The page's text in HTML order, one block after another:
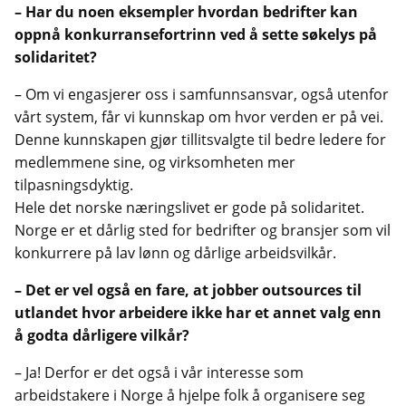
– Har du noen eksempler hvordan bedrifter kan
oppnå konkurransefortrinn ved å sette søkelys på
solidaritet?
– Om vi engasjerer oss i samfunnsansvar, også utenfor
vårt system, får vi kunnskap om hvor verden er på vei.
Denne kunnskapen gjør tillitsvalgte til bedre ledere for
medlemmene sine, og virksomheten mer
tilpasningsdyktig.
Hele det norske næringslivet er gode på solidaritet.
Norge er et dårlig sted for bedrifter og bransjer som vil
konkurrere på lav lønn og dårlige arbeidsvilkår.
– Det er vel også en fare, at jobber outsources til
utlandet hvor arbeidere ikke har et annet valg enn
å godta dårligere vilkår?
– Ja! Derfor er det også i vår interesse som
arbeidstakere i Norge å hjelpe folk å organisere seg